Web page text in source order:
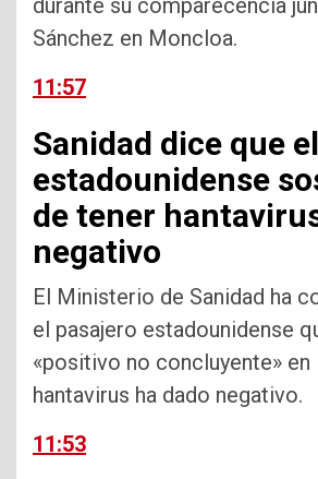
Sánchez en Moncloa.
11:57
Sanidad dice que el
estadounidense
de tener
negativo
El Ministerio de Sanidad ha
el pasajero estadounidense
«positivo no concluyente» en
hantavirus ha dado negativo.
11:53